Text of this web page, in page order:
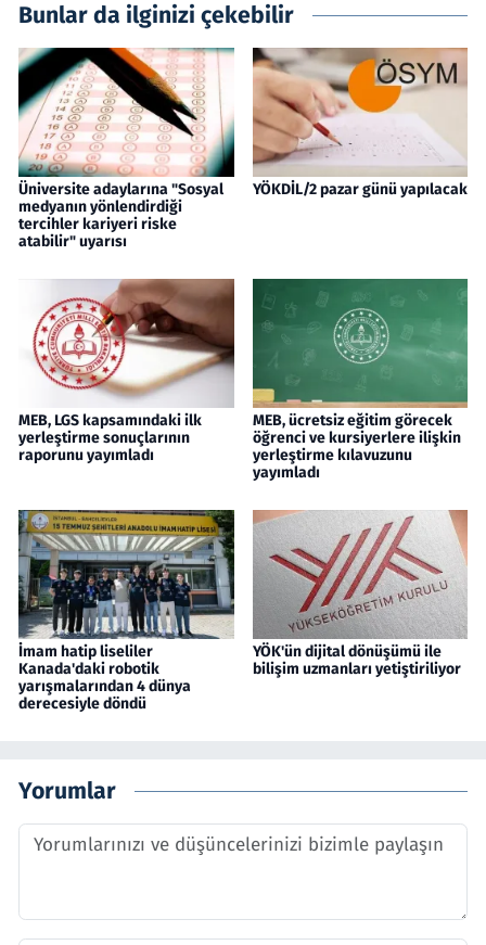
Bunlar da ilginizi çekebilir
Üniversite adaylarına "Sosyal
medyanın yönlendirdiği
tercihler kariyeri riske
atabilir" uyarısı
YÖKDİL/2 pazar günü yapılacak
MEB, LGS kapsamındaki ilk
yerleştirme sonuçlarının
raporunu yayımladı
MEB, ücretsiz eğitim görecek
öğrenci ve kursiyerlere ilişkin
yerleştirme kılavuzunu
yayımladı
İmam hatip liseliler
Kanada'daki robotik
yarışmalarından 4 dünya
derecesiyle döndü
YÖK'ün dijital dönüşümü ile
bilişim uzmanları yetiştiriliyor
Yorumlar